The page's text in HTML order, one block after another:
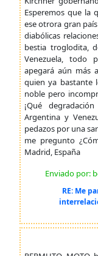
Esperemos que la
ese otrora gran
diabólicas
bestia troglodita,
Venezuela, todo
apegará aún más
quien ya bastante
noble pero
¡Qué
Argentina y
pedazos por una
me pregunto
Madrid, España
Enviado por:
RE: Me